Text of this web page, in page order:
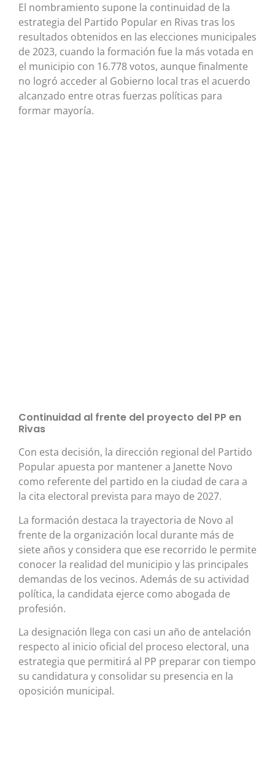
El nombramiento supone la continuidad de la
estrategia del Partido Popular en Rivas tras los
resultados obtenidos en las elecciones municipales
de 2023, cuando la formación fue la más votada en
el municipio con 16.778 votos, aunque finalmente
no logró acceder al Gobierno local tras el acuerdo
alcanzado entre otras fuerzas políticas para
formar mayoría.
Continuidad al frente del proyecto del PP en
Rivas
Con esta decisión, la dirección regional del Partido
Popular apuesta por mantener a Janette Novo
como referente del partido en la ciudad de cara a
la cita electoral prevista para mayo de 2027.
La formación destaca la trayectoria de Novo al
frente de la organización local durante más de
siete años y considera que ese recorrido le permite
conocer la realidad del municipio y las principales
demandas de los vecinos. Además de su actividad
política, la candidata ejerce como abogada de
profesión.
La designación llega con casi un año de antelación
respecto al inicio oficial del proceso electoral, una
estrategia que permitirá al PP preparar con tiempo
su candidatura y consolidar su presencia en la
oposición municipal.